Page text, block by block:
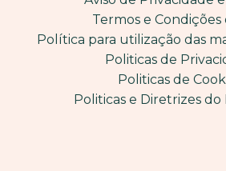
Termos e Condições
Política para utilização das
Politicas de
Politicas de
Politicas e Diretrizes do